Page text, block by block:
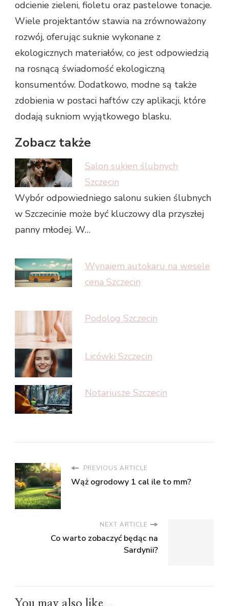
odcienie zieleni, fioletu oraz pastelowe tonacje.
Wiele projektantów stawia na zrównoważony
rozwój, oferując suknie wykonane z
ekologicznych materiałów, co jest odpowiedzią
na rosnącą świadomość ekologiczną
konsumentów. Dodatkowo, modne są także
zdobienia w postaci haftów czy aplikacji, które
dodają sukniom wyjątkowego blasku.
Zobacz także
Salon sukien ślubnych
Szczecin
Wybór odpowiedniego salonu sukien ślubnych
w Szczecinie może być kluczowy dla przyszłej
panny młodej. W…
Wynajem autokaru na wesele
cena Szczecin
Podolog Szczecin
Licówki Szczecin
Notariusze Szczecin
PREVIOUS ARTICLE
Wąż ogrodowy 1 cal ile to mm?
NEXT ARTICLE
Co warto zobaczyć będąc na
Sardynii?
You may also like...